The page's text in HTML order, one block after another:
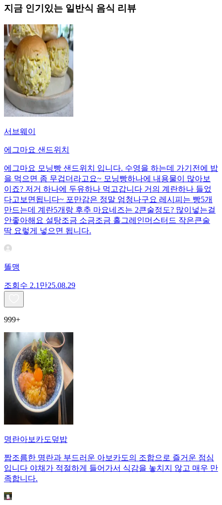
지금 인기있는 일반식 음식 리뷰
서브웨이
에그마요 샌드위치
에그마요 모닝빵 샌드위치 입니다. 수영을 하는데 가기전에 밥
을 먹으면 좀 무겁더라고요~ 모닝빵하나에 내용물이 많아보
이죠? 저거 하나에 두유하나 먹고갑니다 거의 계란하나 들었
다고보면됩니다~ 포만감은 정말 엄청나구요 레시피는 빵5개
만드는데 계란5개랑 후추 마요네즈는 2큰술정도? 많이넣는걸
안좋아해요 설탕조금 소금조금 홀그레인머스터드 작은큰술
딱 요렇게 넣으면 됩니다.
똘맹
조회수 2.1만25.08.29
999+
명란아보카도덮밥
짭조름한 명란과 부드러운 아보카도의 조합으로 즐거운 점심
입니다 야채가 적절하게 들어가서 식감을 놓치지 않고 매우 만
족합니다.